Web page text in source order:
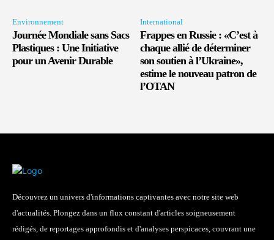
Environnement
Journée Mondiale sans Sacs
Plastiques : Une Initiative
pour un Avenir Durable
International
Frappes en Russie : «C’est à
chaque allié de déterminer
son soutien à l’Ukraine»,
estime le nouveau patron de
l’OTAN
Découvrez un univers d'informations captivantes avec notre site web
d'actualités. Plongez dans un flux constant d'articles soigneusement
rédigés, de reportages approfondis et d'analyses perspicaces, couvrant une